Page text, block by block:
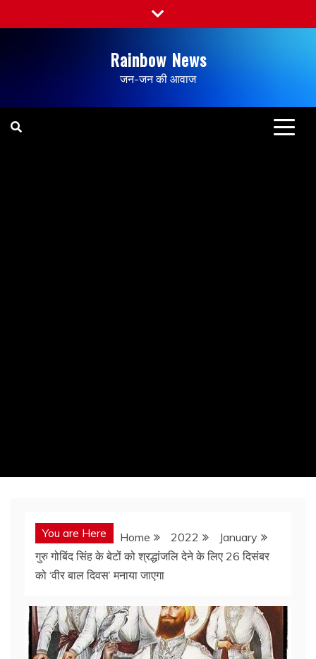
Rainbow News
जन-जन की आवाज
You are Here Home 2022
January
गुरु गोबिंद सिंह के बेटों को श्रद्धांजलि देने के लिए 26 दिसंबर
को ‘वीर बाल दिवस’ मनाया जाएगा